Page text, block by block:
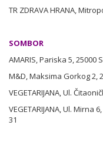
TR ZDRAVA HRANA,
SOMBOR
AMARIS, Pariska 5, 25000
M&D, Maksima Gorkog 2,
VEGETARIJANA, Ul.
VEGETARIJANA, Ul. Mirna
31